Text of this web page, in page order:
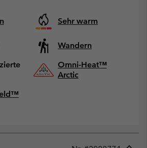
Sehr warm
Wandern
Omni-Heat™
Arctic